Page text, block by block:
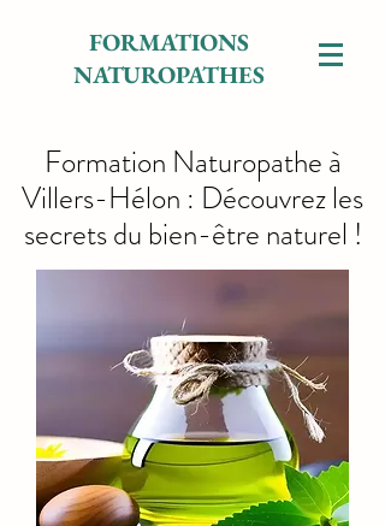
FORMATIONS
NATUROPATHES
Formation Naturopathe à
Villers-Hélon : Découvrez les
secrets du bien-être naturel !